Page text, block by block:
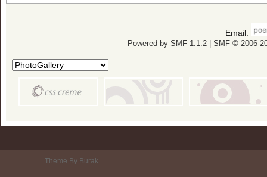
Email:
Powered by SMF 1.1.2| SMF © 2006-
Theme By Burak